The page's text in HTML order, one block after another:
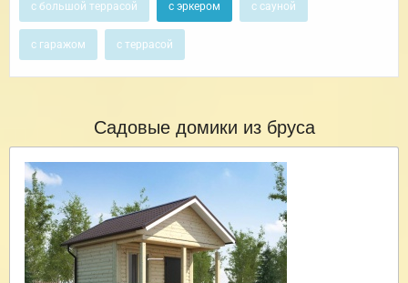
с большой террасой с эркером с сауной
с гаражом с террасой
Садовые домики из бруса